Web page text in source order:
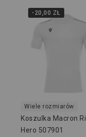
-20,00 ZŁ
Wiele rozmiarów
Koszulka Macron
Hero 507901